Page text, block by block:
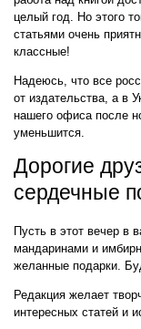
целый год. Но этого
статьями очень
классные!
Надеюсь, что все
от издательства, а в
нашего офиса после
уменьшится.
Дорогие
сердечные
Пусть в этот вечер в
мандаринами и
желанные подарки.
Редакция желает
интересных статей и